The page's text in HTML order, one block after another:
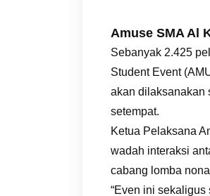
Amuse SMA Al
Sebanyak 2.425
Student Event
akan dilaksanakan
setempat.
Ketua Pelaksana
wadah interaksi
cabang lomba
“Even ini